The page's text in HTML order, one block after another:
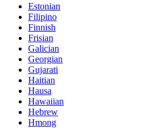
Estonian
Filipino
Finnish
Frisian
Galician
Georgian
Gujarati
Haitian
Hausa
Hawaiian
Hebrew
Hmong